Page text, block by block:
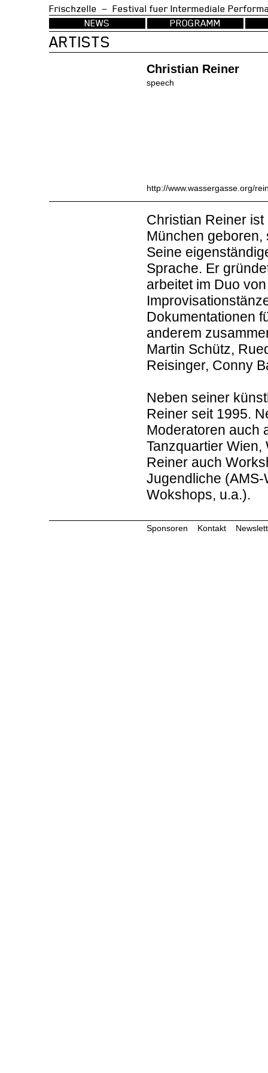
Frischzelle — Festival fuer
NEWS
PROGRAMM
ARTISTS
Christian Reiner
speech
http://www.wassergasse.org/
Christian Reiner
München geboren,
Seine
Sprache. Er
arbeitet im Duo
Dokumentationen
anderem
Martin Schütz,
Reisinger, Conny
Neben seiner
Reiner seit 1995.
Moderatoren auch
Tanzquartier
Reiner auch
Jugendliche
Wokshops, u.a.).
Sponsoren Kontakt